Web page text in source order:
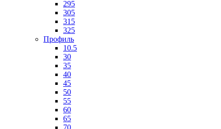
295
305
315
325
Профиль
10.5
30
35
40
45
50
55
60
65
70